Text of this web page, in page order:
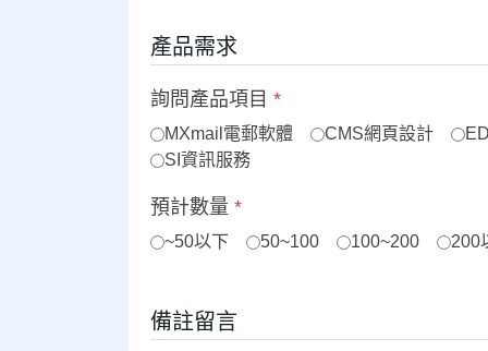
產品需求
詢問產品項目 *
MXmail電郵軟體 CMS網頁設計
SI資訊服務
預計數量 *
~50以下 50~100 100~200 200
備註留言